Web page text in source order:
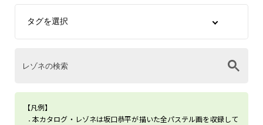
【凡例】
本カタログ・レゾネは坂口恭平が描いた全パステル画を収録して